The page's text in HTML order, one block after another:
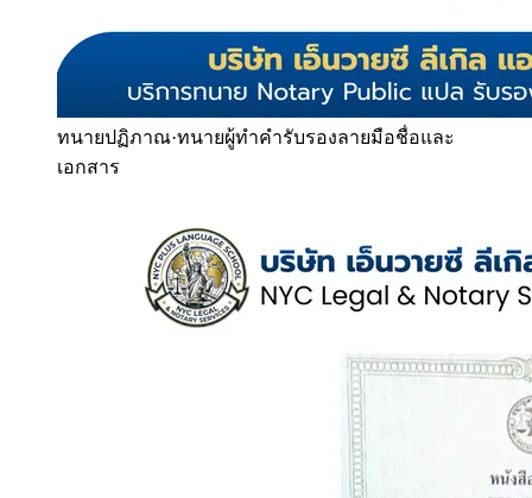
ทนายปฏิภาณ·ทนายผู้ทำคำรับรองลายมือชื่อและ
เอกสาร